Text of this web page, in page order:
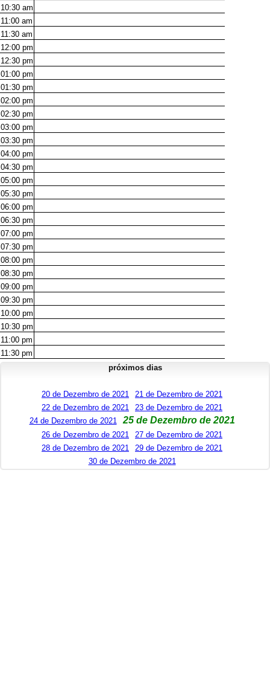
10:30 am
11:00 am
11:30 am
12:00 pm
12:30 pm
01:00 pm
01:30 pm
02:00 pm
02:30 pm
03:00 pm
03:30 pm
04:00 pm
04:30 pm
05:00 pm
05:30 pm
06:00 pm
06:30 pm
07:00 pm
07:30 pm
08:00 pm
08:30 pm
09:00 pm
09:30 pm
10:00 pm
10:30 pm
11:00 pm
11:30 pm
próximos dias
20 de Dezembro de 2021
21 de Dezembro de 2021
22 de Dezembro de 2021
23 de Dezembro de 2021
24 de Dezembro de 2021
25 de Dezembro de 2021
26 de Dezembro de 2021
27 de Dezembro de 2021
28 de Dezembro de 2021
29 de Dezembro de 2021
30 de Dezembro de 2021